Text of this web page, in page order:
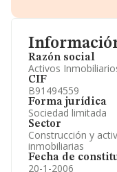
Razón social
Activos
CIF
B91494559
Forma jurídica
Sociedad limitada
Sector
Construcción y
inmobiliarias
Fecha de
20-1-2006
Información